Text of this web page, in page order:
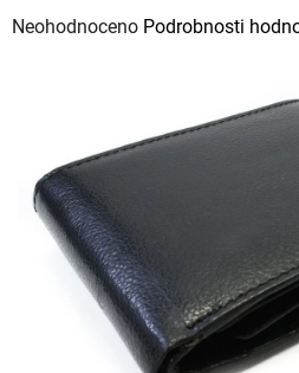
Průměrné
hvězdiček.
Neohodnoceno Podrobnosti